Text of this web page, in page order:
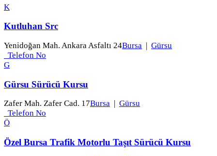
K
Kutluhan Src
Yenidoğan Mah. Ankara Asfaltı 24Bursa | Gürsu
Telefon No
G
Gürsu Sürücü Kursu
Zafer Mah. Zafer Cad. 17Bursa
Gürsu
Telefon No
Ö
Özel Bursa Trafik Motorlu Taşıt Sürücü Kursu